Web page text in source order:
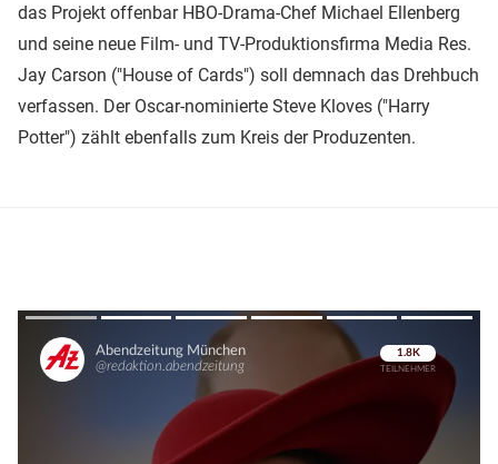
das Projekt offenbar HBO-Drama-Chef Michael Ellenberg
und seine neue Film- und TV-Produktionsfirma Media Res.
Jay Carson ("House of Cards") soll demnach das Drehbuch
verfassen. Der Oscar-nominierte Steve Kloves ("Harry
Potter") zählt ebenfalls zum Kreis der Produzenten.
Überspringen